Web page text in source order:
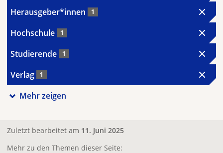
Herausgeber*innen 1
Hochschule 1
Studierende 1
Verlag 1
Mehr zeigen
Zuletzt bearbeitet am 11. Juni 2025
Mehr zu den Themen dieser Seite: